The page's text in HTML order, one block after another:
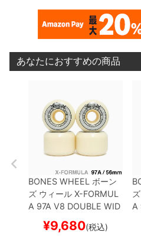
あなたにおすすめの商品
BONES WHEEL ボーン
ズ ウィール X-FORMUL
A 97A V8 DOUBLE WID
ES 26 56mm スケート
ボード スケボー
¥9,680(税込)
ズ
A